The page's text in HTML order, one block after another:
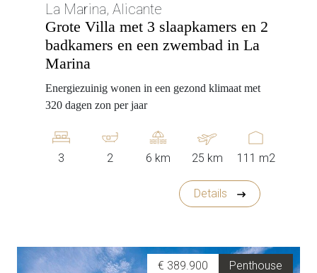
La Marina, Alicante
Grote Villa met 3 slaapkamers en 2
badkamers en een zwembad in La
Marina
Energiezuinig wonen in een gezond klimaat met
320 dagen zon per jaar
3 2 6 km 25 km 111 m2
Details
Penthouse
€ 389.900